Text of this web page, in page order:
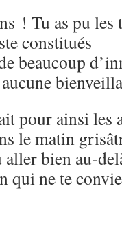
! Tu as pu les
constitués
beaucoup
pour ainsi les
le matin
bien au-
qui ne te